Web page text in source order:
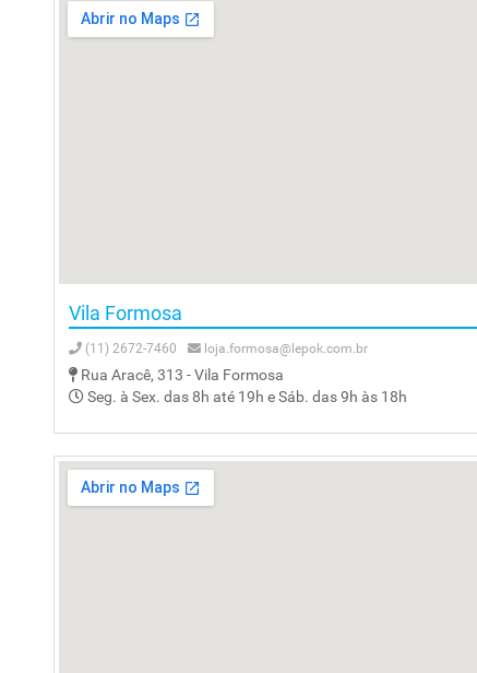
Vila Formosa
(11) 2672-7460 loja.formosa@lepok.com.br
Rua Aracê, 313 - Vila Formosa
Seg. à Sex. das 8h até 19h e Sáb. das 9h às 18h